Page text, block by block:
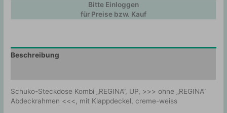
Bitte Einloggen
für Preise bzw. Kauf
Beschreibung
Schuko-Steckdose Kombi „REGINA“, UP, >>> ohne „REGINA“
Abdeckrahmen <<<, mit Klappdeckel, creme-weiss